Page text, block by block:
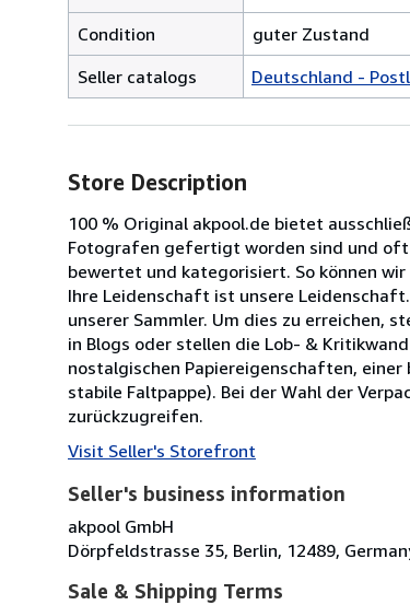
Condition
guter Zustand
Seller catalogs
Deutschland -
Store Description
100 % Original akpool.de bietet
Fotografen gefertigt worden sind und oft
bewertet und kategorisiert. So können
Ihre Leidenschaft ist unsere
unserer Sammler. Um dies zu erreichen,
in Blogs oder stellen die Lob- &
nostalgischen Papiereigenschaften,
stabile Faltpappe). Bei der Wahl der
zurückzugreifen.
Visit Seller's Storefront
Seller's business information
akpool GmbH
Dörpfeldstrasse 35, Berlin, 12489,
Sale & Shipping Terms